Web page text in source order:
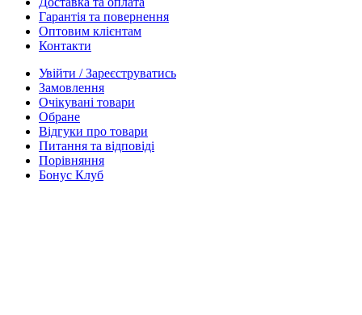
Гарантія та повернення
Оптовим клієнтам
Контакти
Увійти / Зареєструватись
Замовлення
Очікувані товари
Обране
Відгуки про товари
Питання та відповіді
Порівняння
Бонус Клуб